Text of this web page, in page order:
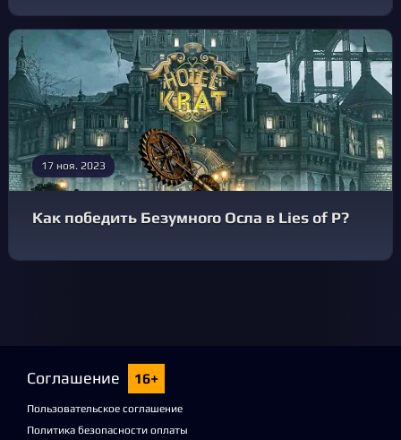
17 ноя. 2023
Как победить Безумного Осла в Lies of P?
Соглашение 16+
Пользовательское соглашение
Политика безопасности оплаты